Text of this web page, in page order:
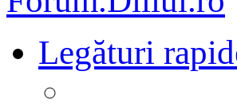
Legături